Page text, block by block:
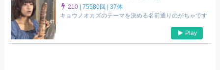
210 |75580回 |37体
キョウノオカズのテーマを決める名前通りのがちゃです
Play